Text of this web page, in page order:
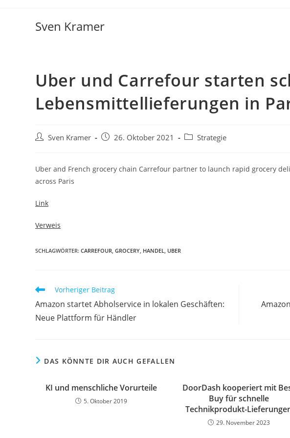
Sven Kramer
Uber und Carrefour starten
Lebensmittellieferungen in
Sven Kramer 26. Oktober 2021 Strategie
Uber and French grocery chain Carrefour partner to launch rapid grocery
across Paris
Link
Verweis
SCHLAGWÖRTER: CARREFOUR, GROCERY, HANDEL, UBER
Vorheriger Beitrag
Amazon startet Abholservice in lokalen Geschäften:
Neue Plattform für Händler
DAS KÖNNTE DIR AUCH GEFALLEN
KI und menschliche Vorurteile
5. Oktober 2019
DoorDash kooperiert mit
Buy für schnelle
Technikprodukt-
29. November 2023